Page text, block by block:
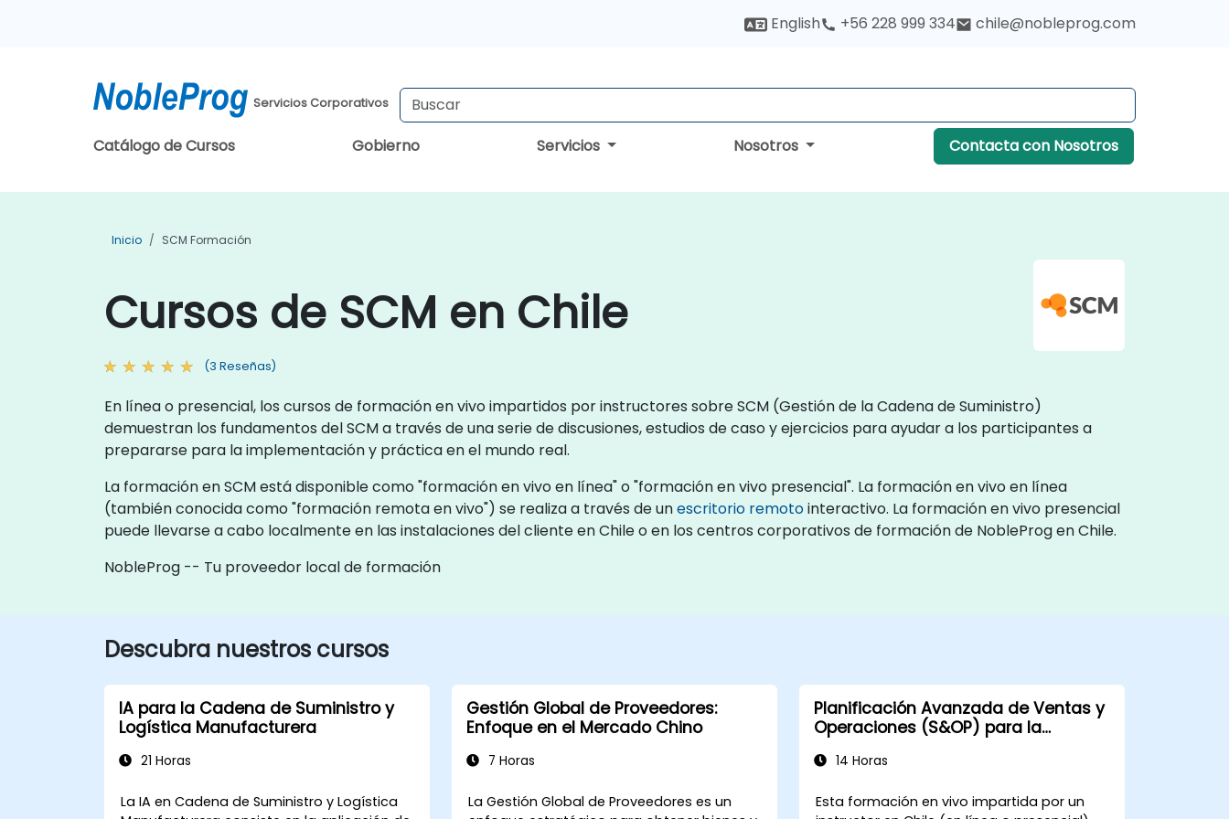
English +56 228 999 334 chile@nobleprog.com
Servicios Corporativos
Catálogo de Cursos Gobierno Servicios Nosotros Contacta con Nosotros
Inicio SCM Formación
Cursos de SCM en Chile
(3 Reseñas)
En línea o presencial, los cursos de formación en vivo impartidos por instructores sobre SCM (Gestión de la Cadena de Suministro)
demuestran los fundamentos del SCM a través de una serie de discusiones, estudios de caso y ejercicios para ayudar a los participantes a
prepararse para la implementación y práctica en el mundo real.
La formación en SCM está disponible como "formación en vivo en línea" o "formación en vivo presencial". La formación en vivo en línea
(también conocida como "formación remota en vivo") se realiza a través de unescritorio remotointeractivo. La formación en vivo presencial
puede llevarse a cabo localmente en las instalaciones del cliente en Chile o en los centros corporativos de formación de NobleProg en Chile.
NobleProg -- Tu proveedor local de formación
Descubra nuestros cursos
IA para la Cadena de Suministro y
Logística Manufacturera
21 Horas
La IA en Cadena de Suministro y Logística
Gestión Global de Proveedores:
Enfoque en el Mercado Chino
7 Horas
La Gestión Global de Proveedores es un
Planificación Avanzada de Ventas y
Operaciones (S&OP) para la
14 Horas
Esta formación en vivo impartida por un